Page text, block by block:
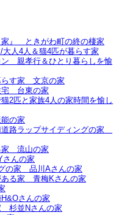
』＿ときがわ町の終の棲家
人4人＆猫4匹が暮らす家
＿親孝行＆ひとり暮らしを愉
す家＿文京の家
＿台東の家
2匹と家族4人の家時間を愉し
の家
路ラップサイディングの家＿
＿流山の家
さんの家
の家＿品川Aさんの家
る家＿青梅Kさんの家
さんの家
杉並Nさんの家